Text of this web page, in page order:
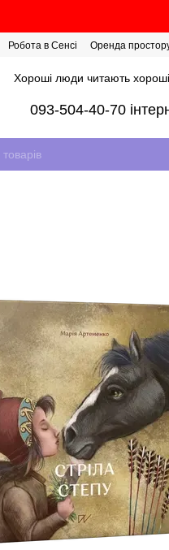
Робота в Сенсі Оренда
Хороші люди читають
093-504-40-70